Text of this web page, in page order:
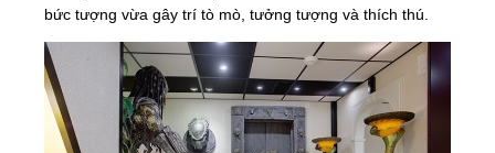
bức tượng vừa gây trí tò mò, tưởng tượng và thích thú.